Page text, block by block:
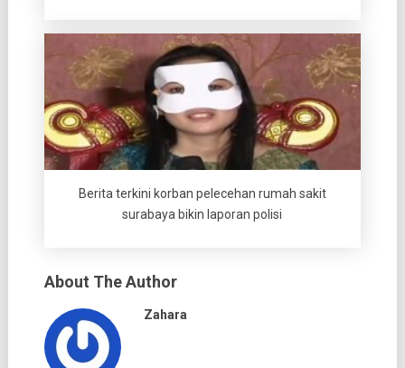
Berita terkini korban pelecehan rumah sakit
surabaya bikin laporan polisi
About The Author
Zahara